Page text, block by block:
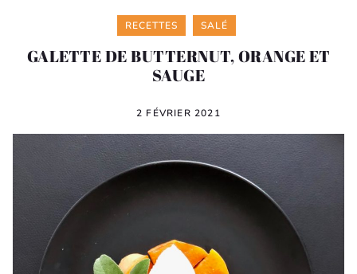
Categories
RECETTES SALÉ
GALETTE DE BUTTERNUT, ORANGE ET
SAUGE
2 FÉVRIER 2021